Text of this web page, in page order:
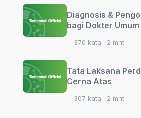
Diagnosis &
bagi Dokter Umum
370 kata · 2 mnt
Tata Laksana
Cerna Atas
307 kata · 2 mnt